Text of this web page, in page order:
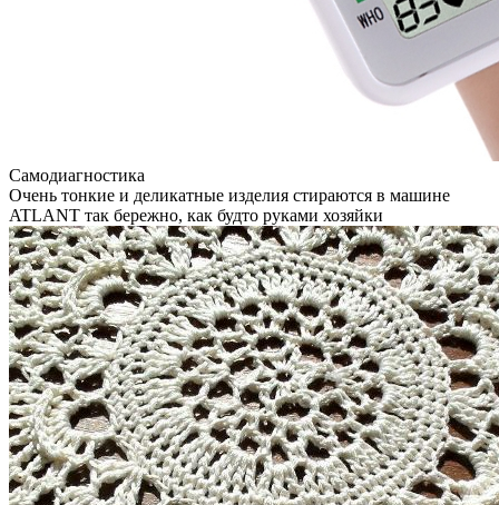
Самодиагностика
Очень тонкие и деликатные изделия стираются в машине
ATLANT так бережно, как будто руками хозяйки